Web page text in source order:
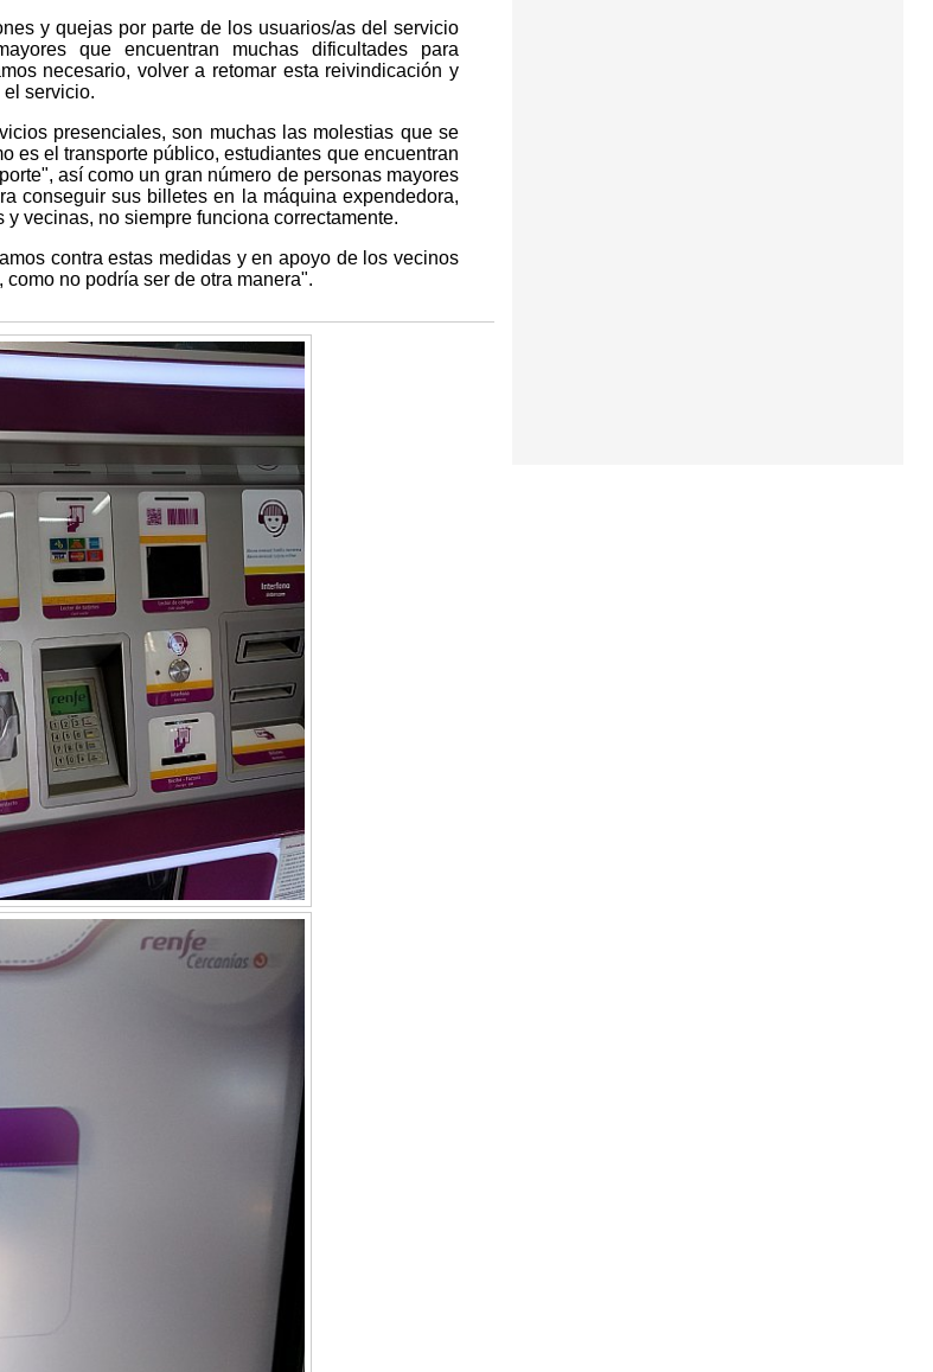
y quejas por parte de los usuarios/as del servicio
que encuentran muchas dificultades para
necesario, volver a retomar esta reivindicación y
servicio.
presenciales, son muchas las molestias que se
es el transporte público, estudiantes que encuentran
así como un gran número de personas mayores
conseguir sus billetes en la máquina expendedora,
vecinas, no siempre funciona correctamente.
contra estas medidas y en apoyo de los vecinos
no podría ser de otra manera".